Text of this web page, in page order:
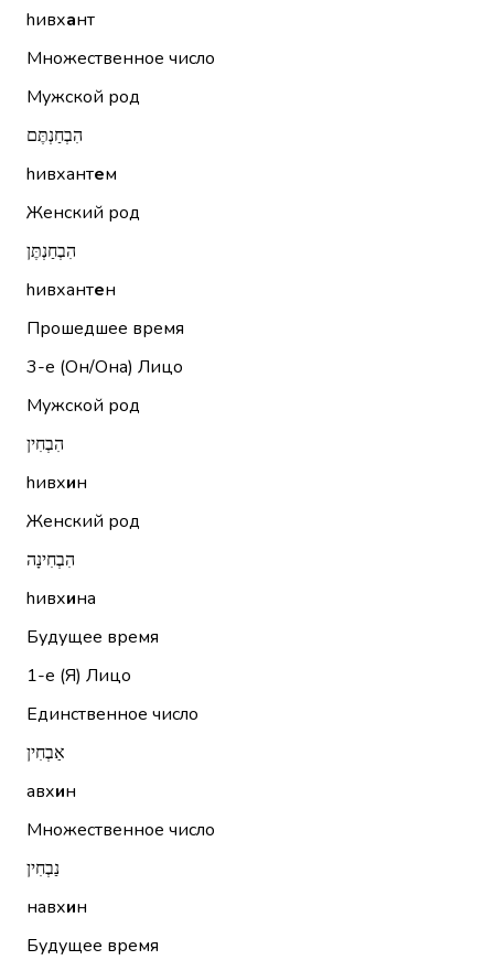
hивхант
Множественное число
Мужской род
הִבְחַנְתֶּם
hивхантем
Женский род
הִבְחַנְתֶּן
hивхантен
Прошедшее время
3-е (Он/Она) Лицо
Мужской род
הִבְחִין
hивхин
Женский род
הִבְחִינָה
hивхина
Будущее время
1-е (Я) Лицо
Единственное число
אַבְחִין
авхин
Множественное число
נַבְחִין
навхин
Будущее время